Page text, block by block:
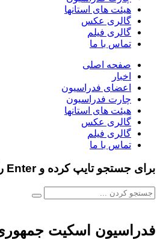
هیئت های استانها
گالری عکس
گالری فیلم
تماس با ما
صفحه اصلی
اخبار
اعضای فدراسیون
چارت فدراسیون
هیئت های استانها
گالری عکس
گالری فیلم
تماس با ما
برای جستجو تایپ کرده و Enter را بزنید
فدراسیون اسکیت